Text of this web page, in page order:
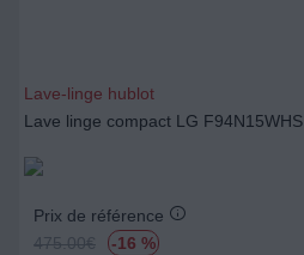
Lave-linge hublot
Lave linge compact LG F94N15WHS
Prix de référence
475.00€ -16 %